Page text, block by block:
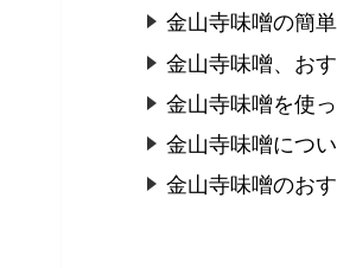
金山寺味噌の簡
金山寺味噌、お
金山寺味噌を使
金山寺味噌につ
金山寺味噌のお